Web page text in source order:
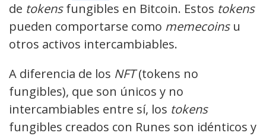
de tokensfungibles en Bitcoin. Estos tokens
pueden comportarse como memecoinsu
otros activos intercambiables.
A diferencia de los NFT(tokens no
fungibles), que son únicos y no
intercambiables entre sí, los tokens
fungibles creados con Runes son idénticos y